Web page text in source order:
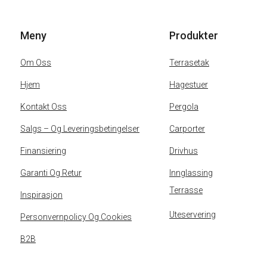
Meny
Om Oss
Hjem
Kontakt Oss
Salgs – Og Leveringsbetingelser
Finansiering
Garanti Og Retur
Inspirasjon
Personvernpolicy Og Cookies
B2B
Produkter
Terrasetak
Hagestuer
Pergola
Carporter
Drivhus
Innglassing
Terrasse
Uteservering